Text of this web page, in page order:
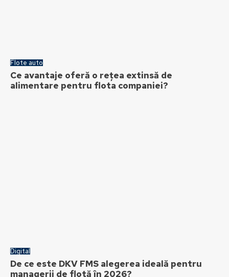
Flote auto
Ce avantaje oferă o rețea extinsă de
alimentare pentru flota companiei?
Digital
De ce este DKV FMS alegerea ideală pentru
managerii de flotă în 2026?